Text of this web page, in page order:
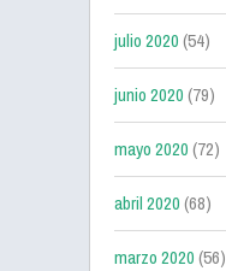
julio 2020(54)
junio 2020(79)
mayo 2020(72)
abril 2020(68)
marzo 2020(56)